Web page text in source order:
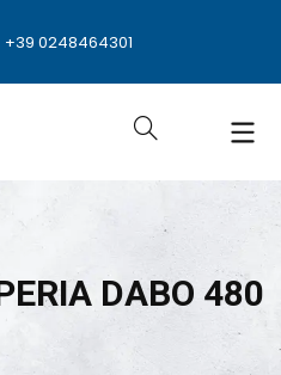
+39 0248464301
DABO 480